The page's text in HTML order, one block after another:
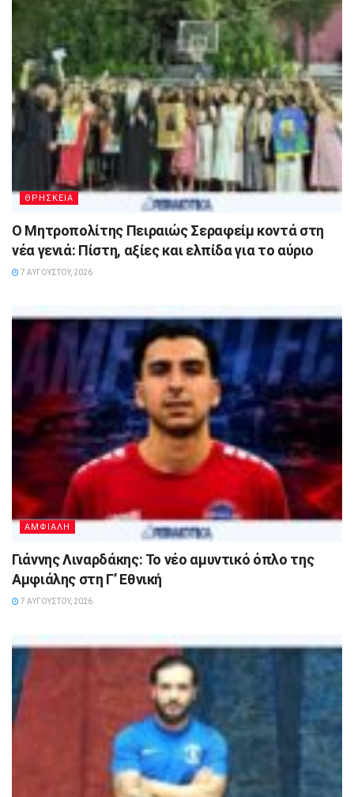
ΘΡΗΣΚΕΙΑ
Ο Μητροπολίτης Πειραιώς Σεραφείμ κοντά στη
νέα γενιά: Πίστη, αξίες και ελπίδα για το αύριο
7 ΑΥΓΟΎΣΤΟΥ, 2026
ΑΜΦΙΑΛΗ
Γιάννης Λιναρδάκης: Το νέο αμυντικό όπλο της
Αμφιάλης στη Γ’ Εθνική
7 ΑΥΓΟΎΣΤΟΥ, 2026